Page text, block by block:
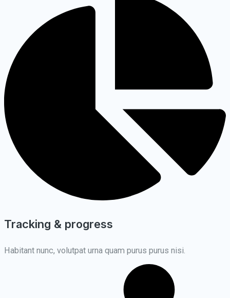
Tracking & progress
Habitant nunc, volutpat urna quam purus purus nisi.